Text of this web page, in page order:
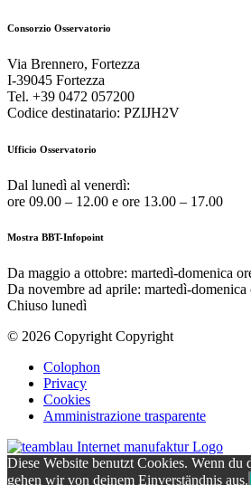
Consorzio Osservatorio
Via Brennero, Fortezza
I-39045 Fortezza
Tel. +39 0472 057200
Codice destinatario: PZIJH2V
Ufficio Osservatorio
Dal lunedì al venerdì:
ore 09.00 – 12.00 e ore 13.00 – 17.00
Mostra BBT-Infopoint
Da maggio a ottobre: martedì-domenica
Da novembre ad aprile: martedì-domenica
Chiuso lunedì
© 2026 Copyright Copyright
Colophon
Privacy
Cookies
Amministrazione trasparente
Diese Website benutzt Cookies. Wenn du
gehen wir von deinem Einverständnis aus.